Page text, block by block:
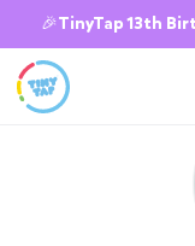
🎉TinyTap 13th